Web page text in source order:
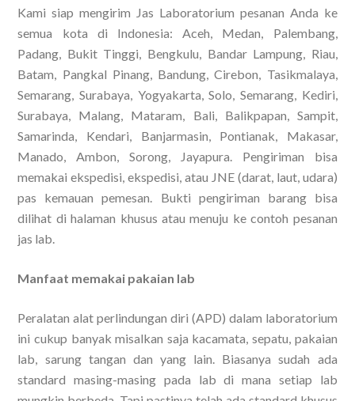
Kami siap mengirim Jas Laboratorium pesanan Anda ke
semua kota di Indonesia: Aceh, Medan, Palembang,
Padang, Bukit Tinggi, Bengkulu, Bandar Lampung, Riau,
Batam, Pangkal Pinang, Bandung, Cirebon, Tasikmalaya,
Semarang, Surabaya, Yogyakarta, Solo, Semarang, Kediri,
Surabaya, Malang, Mataram, Bali, Balikpapan, Sampit,
Samarinda, Kendari, Banjarmasin, Pontianak, Makasar,
Manado, Ambon, Sorong, Jayapura. Pengiriman bisa
memakai ekspedisi, ekspedisi, atau JNE (darat, laut, udara)
pas kemauan pemesan. Bukti pengiriman barang bisa
dilihat di halaman khusus atau menuju ke contoh pesanan
jas lab.
Manfaat memakai pakaian lab
Peralatan alat perlindungan diri (APD) dalam laboratorium
ini cukup banyak misalkan saja kacamata, sepatu, pakaian
lab, sarung tangan dan yang lain. Biasanya sudah ada
standard masing-masing pada lab di mana setiap lab